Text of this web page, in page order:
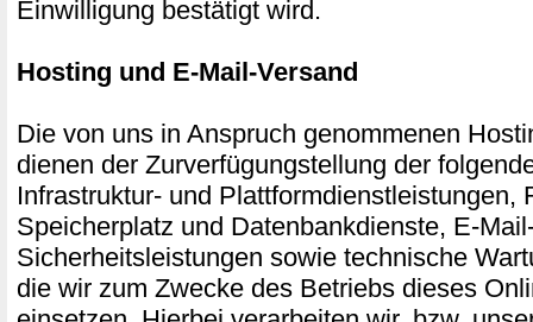
Einwilligung bestätigt wird.
Hosting und E-Mail-Versand
Die von uns in Anspruch genommenen
dienen der Zurverfügungstellung der
Infrastruktur- und Plattformdienstleistungen,
Speicherplatz und Datenbankdienste, E-
Sicherheitsleistungen sowie technische
die wir zum Zwecke des Betriebs dieses